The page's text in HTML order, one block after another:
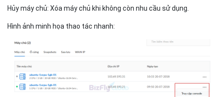
Hủy máy chủ: Xóa máy chủ khi không còn nhu cầu sử dụng.
Hình ảnh minh họa thao tác nhanh: